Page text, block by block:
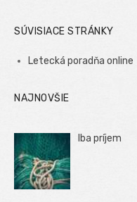
SÚVISIACE STRÁNKY
Letecká poradňa online
NAJNOVŠIE
Iba príjem